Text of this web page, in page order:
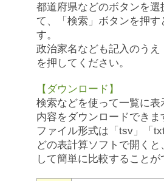
都道府県などのボタンを選
て、「検索」ボタンを押す
す。
政治家名なども記入のうえ
を押してください。
【ダウンロード】
検索などを使って一覧に表
内容をダウンロードできま
ファイル形式は「tsv」「
どの表計算ソフトで開くと
して簡単に比較することが